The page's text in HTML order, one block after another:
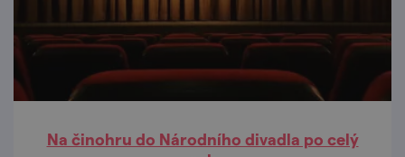
Na činohru do Národního divadla po celý